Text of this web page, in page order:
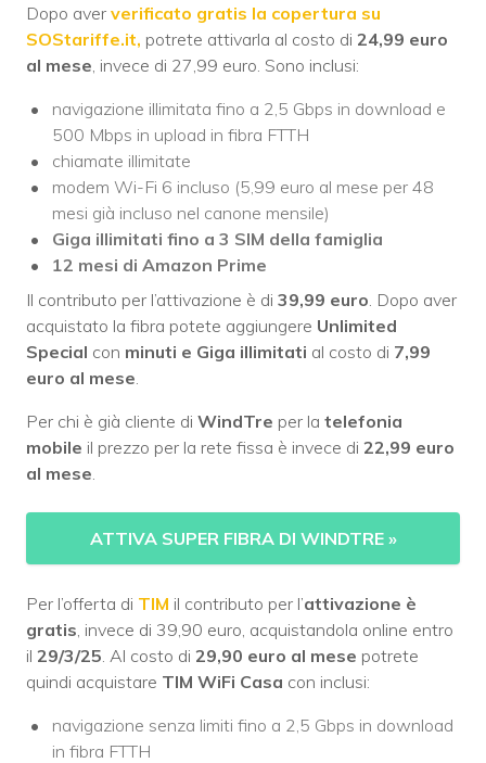
Dopo aver verificato gratis la copertura su
SOStariffe.it, potrete attivarla al costo di 24,99 euro
al mese , invece di 27,99 euro. Sono inclusi:
navigazione illimitata fino a 2,5 Gbps in download e
500 Mbps in upload in fibra FTTH
chiamate illimitate
modem Wi-Fi 6 incluso (5,99 euro al mese per 48
mesi già incluso nel canone mensile)
Giga illimitati fino a 3 SIM della famiglia
12 mesi di Amazon Prime
Il contributo per l’attivazione è di 39,99 euro . Dopo aver
acquistato la fibra potete aggiungere Unlimited
Special con minuti e Giga illimitati al costo di 7,99
euro al mese
Per chi è già cliente di WindTre per la telefonia
mobile il prezzo per la rete fissa è invece di 22,99 euro
al mese
ATTIVA SUPER FIBRA DI WINDTRE »
Per l’offerta di TIM il contributo per l’attivazione è
gratis , invece di 39,90 euro, acquistandola online entro
il 29/3/25 . Al costo di 29,90 euro al mese potrete
quindi acquistare TIM WiFi Casa con inclusi:
navigazione senza limiti fino a 2,5 Gbps in download
in fibra FTTH